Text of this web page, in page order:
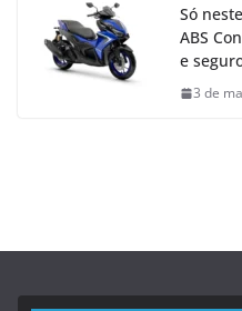
Só
ABS
e
3 de